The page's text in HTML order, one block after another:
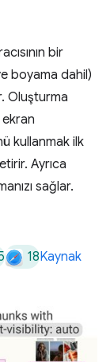
bir
boyama dahil)
Oluşturma
ekran
kullanmak ilk
Ayrıca
sağlar.
18Kaynak